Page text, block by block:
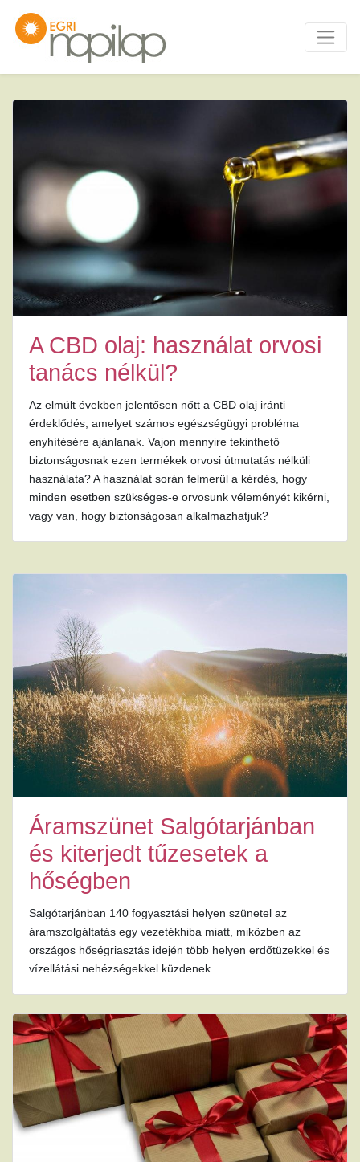
A CBD olaj: használat orvosi
tanács nélkül?
Az elmúlt években jelentősen nőtt a CBD olaj iránti
érdeklődés, amelyet számos egészségügyi probléma
enyhítésére ajánlanak. Vajon mennyire tekinthető
biztonságosnak ezen termékek orvosi útmutatás nélküli
használata? A használat során felmerül a kérdés, hogy
minden esetben szükséges-e orvosunk véleményét kikérni,
vagy van, hogy biztonságosan alkalmazhatjuk?
Áramszünet Salgótarjánban
és kiterjedt tűzesetek a
hőségben
Salgótarjánban 140 fogyasztási helyen szünetel az
áramszolgáltatás egy vezetékhiba miatt, miközben az
országos hőségriasztás idején több helyen erdőtüzekkel és
vízellátási nehézségekkel küzdenek.